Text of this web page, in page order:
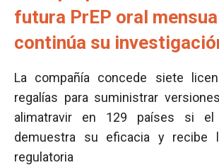
futura PrEP oral
continúa su
La compañía concede siete
regalías para suministrar
alimatravir en 129 países si el
demuestra su eficacia y recibe
regulatoria